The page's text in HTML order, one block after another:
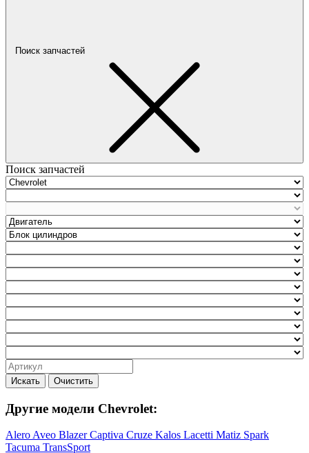
Поиск запчастей
Поиск запчастей
Искать Очистить
Другие модели Chevrolet:
Alero Aveo BlazerCaptiva Cruze Kalos Lacetti Matiz Spark
Tacuma TransSport